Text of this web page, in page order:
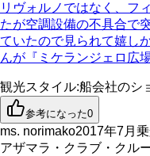
リヴォルノではなく、フ
たが空調設備の不具合で
ていたので見られて嬉し
んが『ミケランジェロ広
観光スタイル:船会社のシ
参考になった0
ms. norimako2017年7月
アザマラ・クラブ・クル